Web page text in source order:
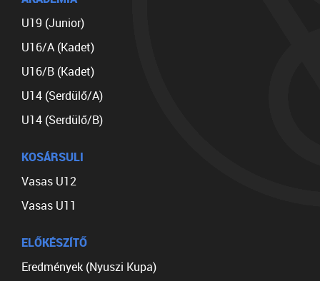
U19 (Junior)
U16/A (Kadet)
U16/B (Kadet)
U14 (Serdülő/A)
U14 (Serdülő/B)
KOSÁRSULI
Vasas U12
Vasas U11
ELŐKÉSZÍTŐ
Eredmények (Nyuszi Kupa)